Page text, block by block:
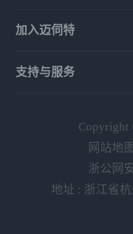
加入迈伺特
支持与服务
Copyright
网站地图
浙公网
地址 : 浙江省